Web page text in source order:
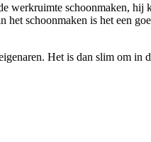
werkruimte schoonmaken, hij
schoonmaken is het een
Het is dan slim om in